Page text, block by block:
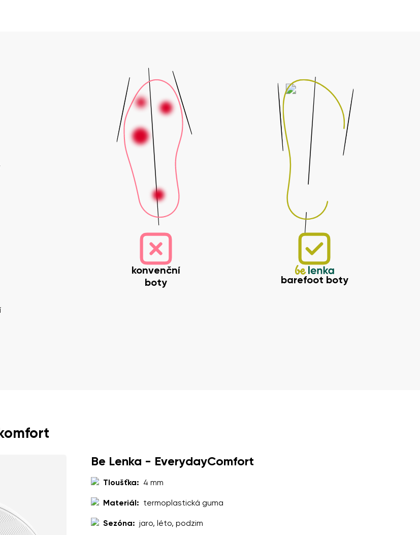
konvenční
boty
barefoot boty
Be Lenka - EverydayComfort
Tloušťka: 4 mm
Materiál: termoplastická guma
Sezóna: jaro, léto, podzim
osobních údajů ve smyslutěchto podmínek a jejich zveřejněním.